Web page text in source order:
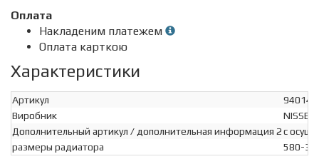
Оплата
Накладеним платежем
Оплата карткою
Характеристики
Артикул
940149
Виробник
Дополнительный артикул / дополнительная информация 2с
размеры радиатора
580-